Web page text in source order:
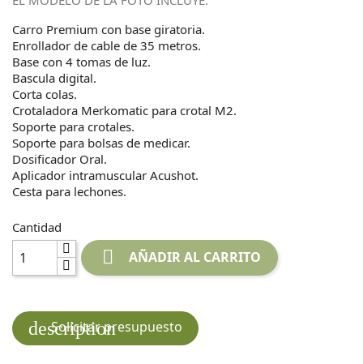
Carro Premium con base giratoria.
Enrollador de cable de 35 metros.
Base con 4 tomas de luz.
Bascula digital.
Corta colas.
Crotaladora Merkomatic para crotal M2.
Soporte para crotales.
Soporte para bolsas de medicar.
Dosificador Oral.
Aplicador intramuscular Acushot.
Cesta para lechones.
Cantidad
 AÑADIR AL CARRITO
description
Solicitar presupuesto